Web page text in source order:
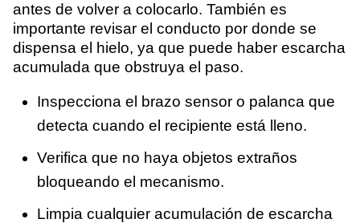
antes de volver a colocarlo. También es
importante revisar el conducto por donde se
dispensa el hielo, ya que puede haber escarcha
acumulada que obstruya el paso.
Inspecciona el brazo sensor o palanca que
detecta cuando el recipiente está lleno.
Verifica que no haya objetos extraños
bloqueando el mecanismo.
Limpia cualquier acumulación de escarcha